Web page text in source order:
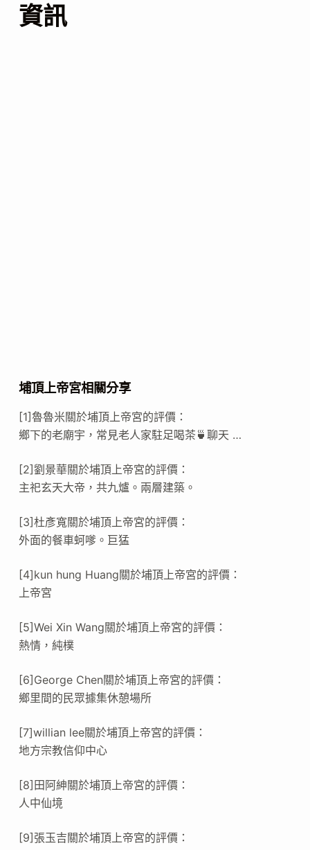
資訊
埔頂上帝宮相關分享
[1]魯魯米關於埔頂上帝宮的評價：
鄉下的老廟宇，常見老人家駐足喝茶🍵聊天 …
[2]劉景華關於埔頂上帝宮的評價：
主祀玄天大帝，共九爐。兩層建築。
[3]杜彥寬關於埔頂上帝宮的評價：
外面的餐車蚵嗲。巨猛
[4]kun hung Huang關於埔頂上帝宮的評價：
上帝宮
[5]Wei Xin Wang關於埔頂上帝宮的評價：
熱情，純樸
[6]George Chen關於埔頂上帝宮的評價：
鄉里間的民眾據集休憩場所
[7]willian lee關於埔頂上帝宮的評價：
地方宗教信仰中心
[8]田阿紳關於埔頂上帝宮的評價：
人中仙境
[9]張玉吉關於埔頂上帝宮的評價：